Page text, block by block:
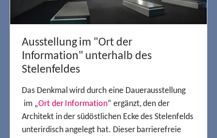
Ausstellung im "Ort der
Information" unterhalb des
Stelenfeldes
Das Denkmal wird durch eine Dauerausstellung
im „Ort der Information“ ergänzt, den der
Architekt in der südöstlichen Ecke des Stelenfelds
unterirdisch angelegt hat. Dieser barrierefreie